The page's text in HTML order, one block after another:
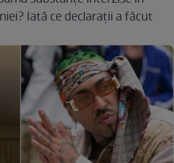
Iată ce declarații a făcut